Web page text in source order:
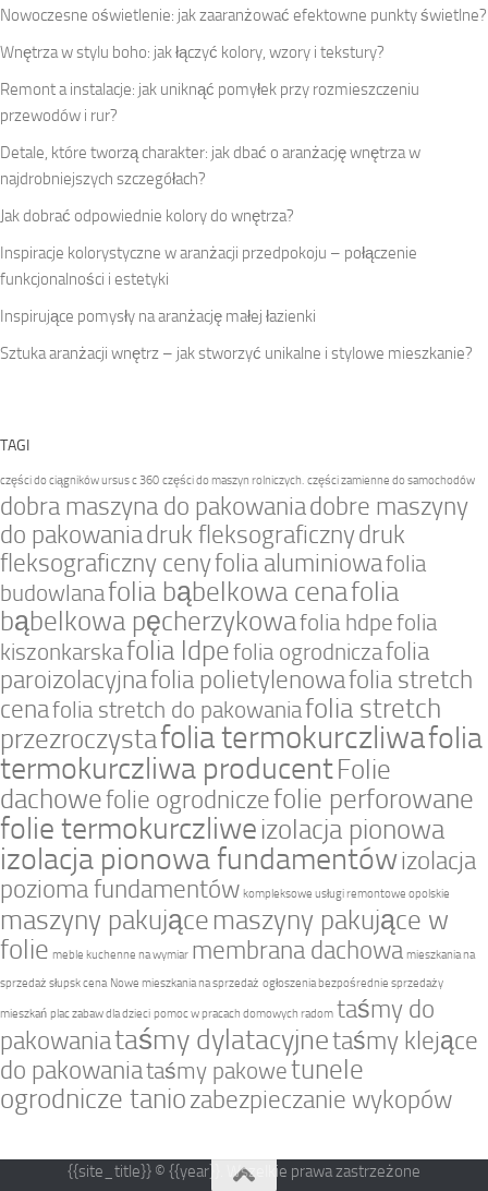
Nowoczesne oświetlenie: jak zaaranżować efektowne punkty świetlne?
Wnętrza w stylu boho: jak łączyć kolory, wzory i tekstury?
Remont a instalacje: jak uniknąć pomyłek przy rozmieszczeniu
przewodów i rur?
Detale, które tworzą charakter: jak dbać o aranżację wnętrza w
najdrobniejszych szczegółach?
Jak dobrać odpowiednie kolory do wnętrza?
Inspiracje kolorystyczne w aranżacji przedpokoju – połączenie
funkcjonalności i estetyki
Inspirujące pomysły na aranżację małej łazienki
Sztuka aranżacji wnętrz – jak stworzyć unikalne i stylowe mieszkanie?
TAGI
części do ciągników ursus c 360 części do maszyn rolniczych. części zamienne do samochodów
dobra maszyna do pakowaniadobre maszyny
do pakowaniadruk fleksograficznydruk
fleksograficzny cenyfolia aluminiowafolia
budowlanafolia bąbelkowa cenafolia
bąbelkowa pęcherzykowafolia hdpefolia
kiszonkarskafolia ldpefolia ogrodniczafolia
paroizolacyjnafolia polietylenowafolia stretch
cenafolia stretch do pakowaniafolia stretch
przezroczystafolia termokurczliwafolia
termokurczliwa producentFolie
dachowefolie ogrodniczefolie perforowane
folie termokurczliwe izolacja pionowa
izolacja pionowa fundamentówizolacja
pozioma fundamentów kompleksowe usługi remontowe opolskie
maszyny pakujące maszyny pakujące w
folie meble kuchenne na wymiar membrana dachowa mieszkania na
sprzedaż słupsk cena Nowe mieszkania na sprzedaż ogłoszenia bezpośrednie sprzedaży
mieszkań plac zabaw dla dzieci pomoc w pracach domowych radom taśmy do
pakowaniataśmy dylatacyjnetaśmy klejące
do pakowaniataśmy pakowetunele
ogrodnicze taniozabezpieczanie wykopów
{{site_title}} © {{year}}. Wszelkie prawa zastrzeżone